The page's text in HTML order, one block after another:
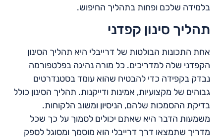
בלמידה שלכם ופחות בתהליך החיפוש.
תהליך סינון קפדני
אחת התכונות הבולטות של דרייבלי היא תהליך הסינון
הקפדני שלה למדריכים. כל מורה נהיגה בפלטפורמה
נבדק בקפידה כדי להבטיח שהוא עומד בסטנדרטים
גבוהים של מקצועיות, אמינות ודייקנות. תהליך הסינון כולל
בדיקת ההסמכות שלהם, הניסיון ומשוב הלקוחות.
משמעות הדבר היא שאתם יכולים לסמוך על כך שכל
מדריך שתמצאו דרך דרייבלי הוא מוסמך ומסוגל לספק